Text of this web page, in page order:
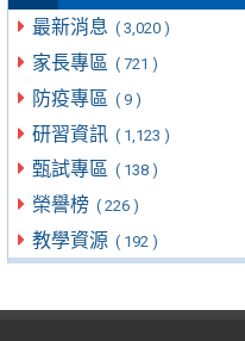
最新消息 ( 3,020 )
家長專區 ( 721 )
防疫專區 ( 9 )
研習資訊 ( 1,123 )
甄試專區 ( 138 )
榮譽榜 ( 226 )
教學資源 ( 192 )